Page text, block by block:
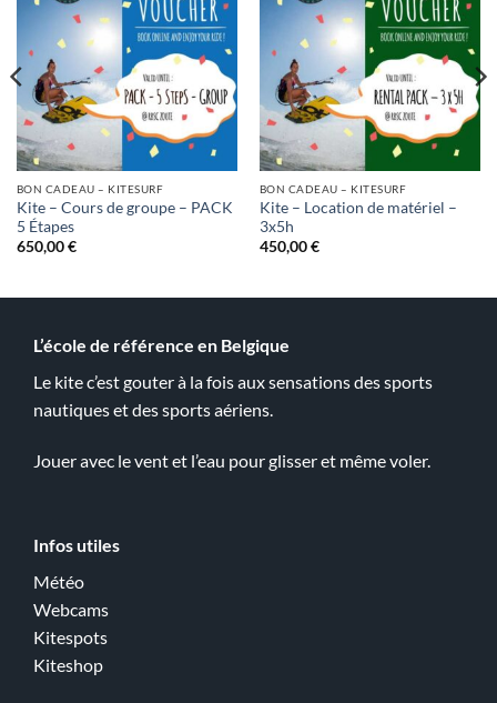
BON CADEAU – KITESURF
Kite – Cours de groupe – PACK
5 Étapes
650,00€
BON CADEAU – KITESURF
Kite – Location de matériel –
3x5h
450,00€
L’école de référence en Belgique
Le kite c’est gouter à la fois aux sensations des sports
nautiques et des sports aériens.
Jouer avec le vent et l’eau pour glisser et même voler.
Infos utiles
Météo
Webcams
Kitespots
Kiteshop